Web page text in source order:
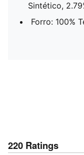
Sintético,
Forro: 100%
220 Ratings